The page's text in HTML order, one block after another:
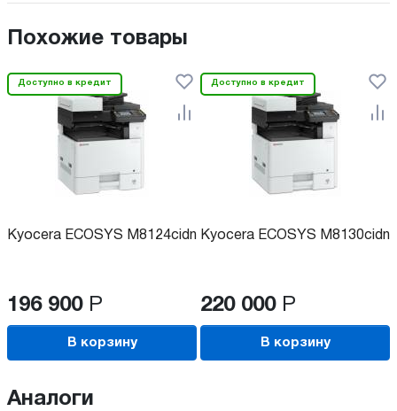
Похожие товары
Доступно в кредит
Kyocera ECOSYS M8124cidn
196 900 Р
В корзину
Доступно в кредит
Kyocera ECOSYS M8130cidn
220 000 Р
В корзину
Аналоги